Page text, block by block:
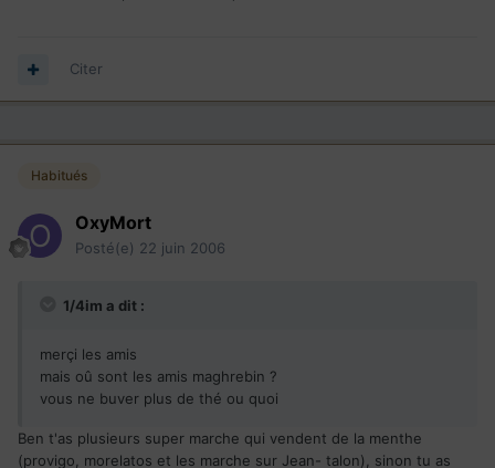
Citer
Habitués
OxyMort
Posté(e) 22 juin 2006
1/4im a dit :
merçi les amis
mais oû sont les amis maghrebin ?
vous ne buver plus de thé ou quoi
Ben t'as plusieurs super marche qui vendent de la menthe
(provigo, morelatos et les marche sur Jean- talon), sinon tu as